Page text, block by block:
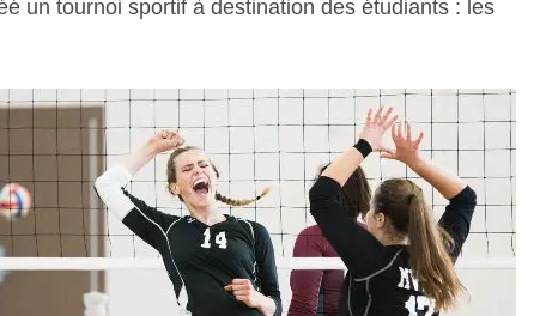
un tournoi sportif à destination des étudiants : les